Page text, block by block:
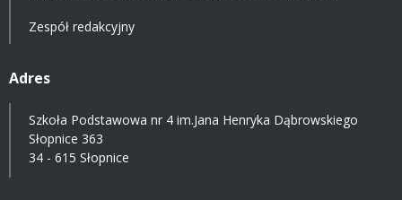
Zespół redakcyjny
Adres
Szkoła Podstawowa nr 4 im.Jana Henryka Dąbrowskiego
Słopnice 363
34 - 615 Słopnice